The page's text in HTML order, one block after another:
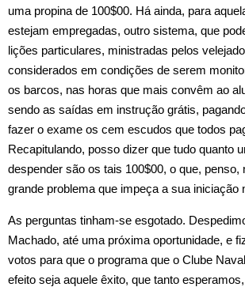
uma propina de 100$00. Há ainda, para
estejam empregadas, outro sistema, que
lições particulares, ministradas pelos
considerados em condições de serem
os barcos, nas horas que mais convêm ao
sendo as saídas em instrução grátis,
fazer o exame os cem escudos que todos
Recapitulando, posso dizer que tudo quanto
despender são os tais 100$00, o que, penso,
grande problema que impeça a sua iniciação
As perguntas tinham‑se esgotado.
Machado, até uma próxima oportunidade, e
votos para que o programa que o Clube
efeito seja aquele êxito, que tanto